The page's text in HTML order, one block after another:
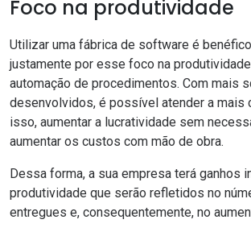
Foco na produtividade
Utilizar uma fábrica de software é
justamente por esse foco na
automação de procedimentos. Com mais
desenvolvidos, é possível atender a mais
isso, aumentar a lucratividade sem
aumentar os custos com mão de obra.
Dessa forma, a sua empresa terá ganhos
produtividade que serão refletidos no
entregues e, consequentemente, no